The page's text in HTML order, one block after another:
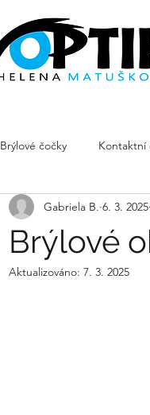
Brýlové čočky Kontaktní
Brýlové
Gabriela B. 6. 3. 2025
Aktualizováno: 7. 3. 2025